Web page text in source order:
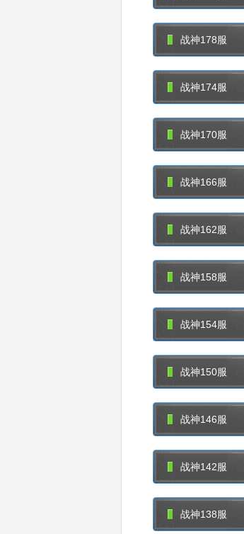
战神178服
战神174服
战神170服
战神166服
战神162服
战神158服
战神154服
战神150服
战神146服
战神142服
战神138服